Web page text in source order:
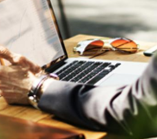
EXTRA
RUBRICHE LIBRI PROCEEDINGS PUBBLICITÀ
SOCIAL MEDIA